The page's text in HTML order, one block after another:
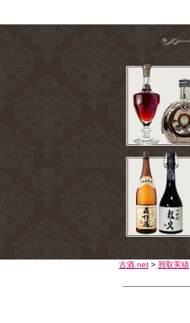
古酒.net > 買取実績